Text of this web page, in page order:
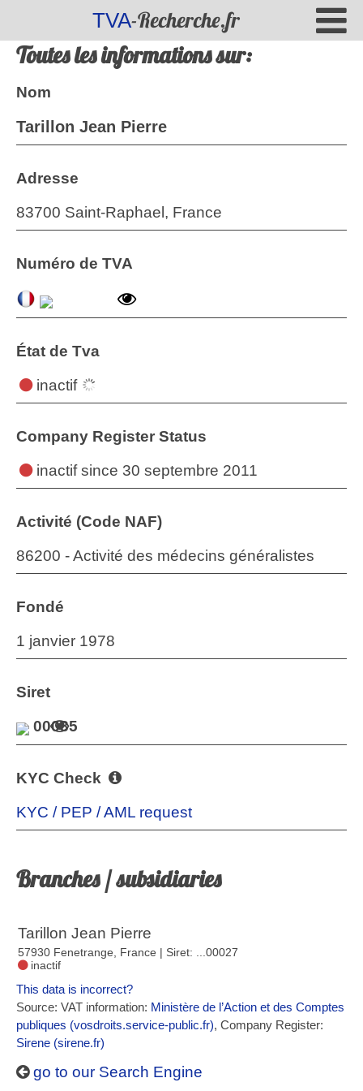
TVA-Recherche.fr
Toutes les informations sur:
Nom
Tarillon Jean Pierre
Adresse
83700 Saint-Raphael, France
Numéro de TVA
État de Tva
inactif
Company Register Status
inactifsince 30 septembre 2011
Activité (Code NAF)
86200 - Activité des médecins généralistes
Fondé
1 janvier 1978
Siret
00035
KYC Check
KYC / PEP / AML request
Branches / subsidiaries
Tarillon Jean Pierre
57930 Fenetrange, France | Siret: ...00027
inactif
This data is incorrect?
Source: VAT information: Ministère de l’Action et des Comptes
publiques (vosdroits.service-public.fr), Company Register:
Sirene (sirene.fr)
go to our Search Engine